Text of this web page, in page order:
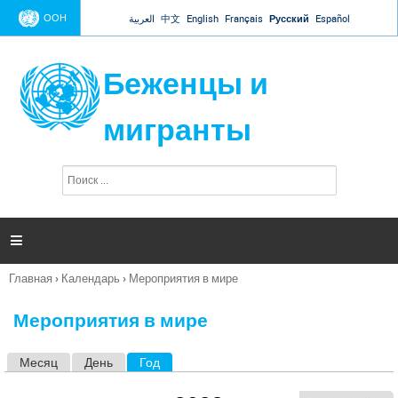
Jump to navigation
ООН العربية 中文 English Français Русский Español
Беженцы и
мигранты
п
и

Вы
Главная › Календарь › Мероприятия в мире
Мероприятия в мире
Месяц День Год